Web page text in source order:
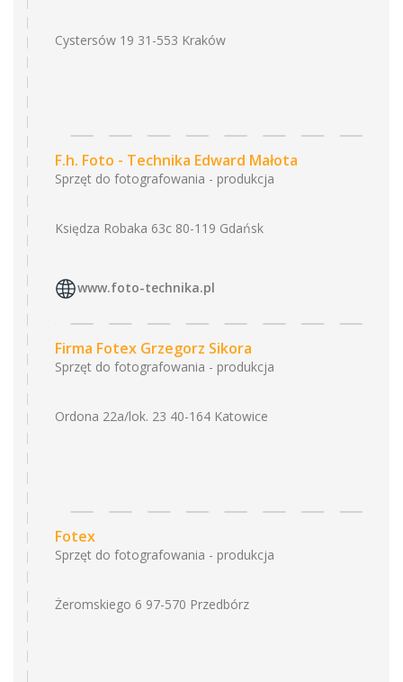
Cystersów 19 31-553 Kraków
F.h. Foto - Technika Edward Małota
Sprzęt do fotografowania - produkcja
Księdza Robaka 63c 80-119 Gdańsk
www.foto-technika.pl
Firma Fotex Grzegorz Sikora
Sprzęt do fotografowania - produkcja
Ordona 22a/lok. 23 40-164 Katowice
Fotex
Sprzęt do fotografowania - produkcja
Żeromskiego 6 97-570 Przedbórz